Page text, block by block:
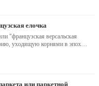
елочка
"французская версальская
уходящую корнями в эпоху